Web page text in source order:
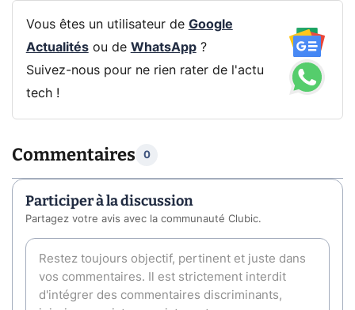
Vous êtes un utilisateur de Google
Actualitésou de WhatsApp?
Suivez-nous pour ne rien rater de l'actu
tech !
Commentaires 0
Participer à la discussion
Partagez votre avis avec la communauté Clubic.